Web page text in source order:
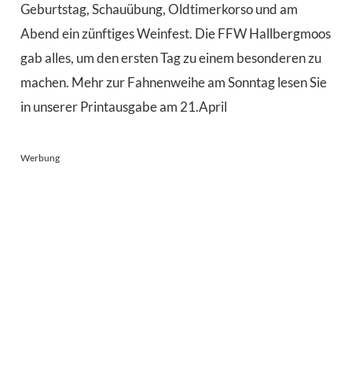
Geburtstag, Schauübung, Oldtimerkorso und am
Abend ein zünftiges Weinfest. Die FFW Hallbergmoos
gab alles, um den ersten Tag zu einem besonderen zu
machen. Mehr zur Fahnenweihe am Sonntag lesen Sie
in unserer Printausgabe am 21.April
Werbung